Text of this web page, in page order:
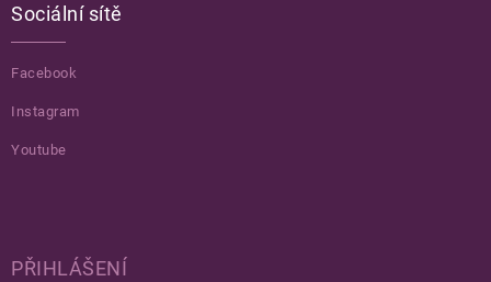
Sociální sítě
Facebook
Instagram
Youtube
PŘIHLÁŠENÍ